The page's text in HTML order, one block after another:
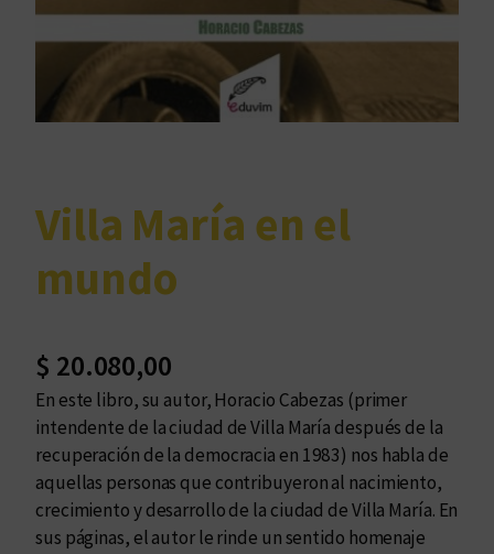
Villa María en el
mundo
$ 20.080,00
En este libro, su autor, Horacio Cabezas (primer
intendente de la ciudad de Villa María después de la
recuperación de la democracia en 1983) nos habla de
aquellas personas que contribuyeron al nacimiento,
crecimiento y desarrollo de la ciudad de Villa María. En
sus páginas, el autor le rinde un sentido homenaje